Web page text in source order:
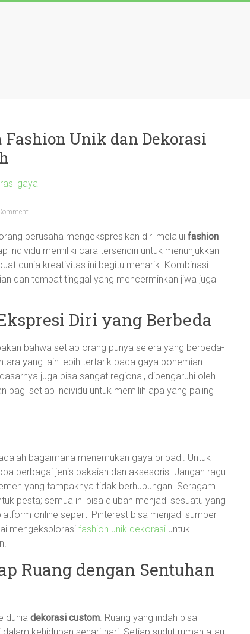
Unik dan Dekorasi
gaya
berusaha mengekspresikan diri melalui fashion
individu memiliki cara tersendiri untuk menunjukkan
dunia kreativitas ini begitu menarik. Kombinasi
dan tempat tinggal yang mencerminkan jiwa juga
Diri yang Berbeda
bahwa setiap orang punya selera yang berbeda-
yang lain lebih tertarik pada gaya bohemian
juga bisa sangat regional, dipengaruhi oleh
bagi setiap individu untuk memilih apa yang paling
bagaimana menemukan gaya pribadi. Untuk
berbagai jenis pakaian dan aksesoris. Jangan ragu
yang tampaknya tidak berhubungan. Seragam
pesta; semua ini bisa diubah menjadi sesuatu yang
online seperti Pinterest bisa menjadi sumber
mengeksplorasi fashion unik dekorasi untuk
Ruang dengan Sentuhan
dunia dekorasi custom. Ruang yang indah bisa